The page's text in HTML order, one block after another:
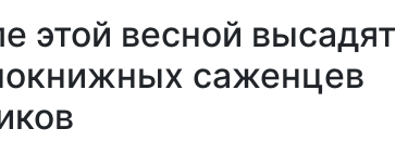
этой весной высадят
саженцев